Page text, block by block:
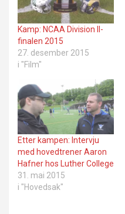
Kamp: NCAA Division II-
finalen 2015
27. desember 2015
i "Film"
Etter kampen: Intervju
med hovedtrener Aaron
Hafner hos Luther College
31. mai 2015
i "Hovedsak"